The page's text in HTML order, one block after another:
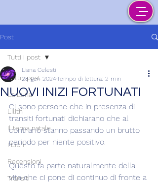
Post
Tutti i post
La Luna
Lilith
Il tema natale
I Libri
Recensioni
Transiti
Tutti i post
NUOVI INIZI FORTUNATI
Liana Celesti
28 gen 2024Tempo di lettura: 2 min
Ci sono persone che in presenza di
transiti fortunati dichiarano che al
contrario stanno passando un brutto
periodo per niente positivo.
Questo fa parte naturalmente della
vita che ci pone di continuo di fronte a